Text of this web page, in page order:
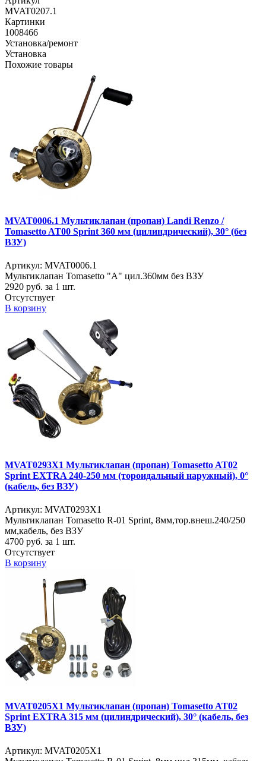
MVAT0207.1
Картинки
1008466
Установка/ремонт
Установка
Похожие товары
MVAT0006.1 Мультиклапан (пропан) Landi Renzo /
Tomasetto AT00 Sprint 360 мм (цилиндрический), 30° (без
ВЗУ)
Артикул: MVAT0006.1
Мультиклапан Tomasetto "A" цил.360мм без ВЗУ
2920 руб. за 1 шт.
Отсутствует
В корзину
MVAT0293X1 Мультиклапан (пропан) Tomasetto AT02
Sprint EXTRA 240-250 мм (тороидальный наружный), 0°
(кабель, без ВЗУ)
Артикул: MVAT0293X1
Мультиклапан Tomasetto R-01 Sprint, 8мм,тор.внеш.240/250
мм,кабель, без ВЗУ
4700 руб. за 1 шт.
Отсутствует
В корзину
MVAT0205X1 Мультиклапан (пропан) Tomasetto AT02
Sprint EXTRA 315 мм (цилиндрический), 30° (кабель, без
ВЗУ)
Артикул: MVAT0205X1